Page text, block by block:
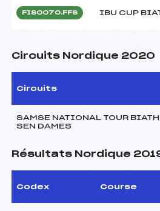
FIS0070.FFS IBU CUP
Circuits Nordique 2020
Circuits
SAMSE NATIONAL TOUR
SEN DAMES
Résultats Nordique
Codex Course